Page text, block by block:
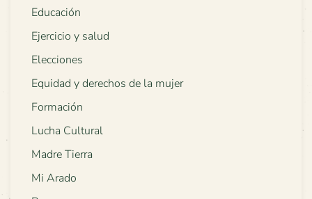
Educación
Ejercicio y salud
Elecciones
Equidad y derechos de la mujer
Formación
Lucha Cultural
Madre Tierra
Mi Arado